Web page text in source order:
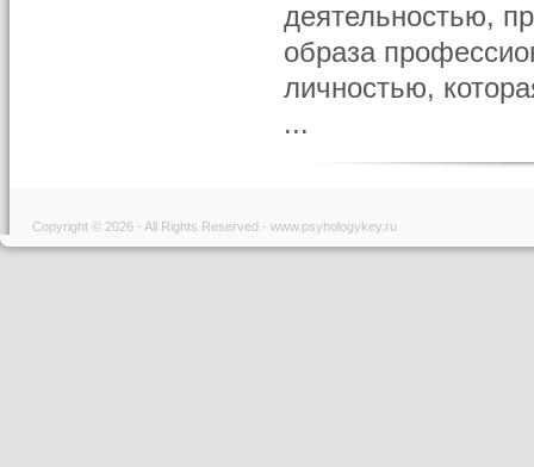
деятельностью,
образа
личностью,
...
Copyright © 2026 - All Rights Reserved - www.psyhologykey.ru